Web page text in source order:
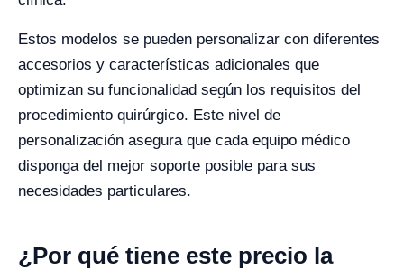
Estos modelos se pueden personalizar con diferentes
accesorios y características adicionales que
optimizan su funcionalidad según los requisitos del
procedimiento quirúrgico. Este nivel de
personalización asegura que cada equipo médico
disponga del mejor soporte posible para sus
necesidades particulares.
¿Por qué tiene este precio la